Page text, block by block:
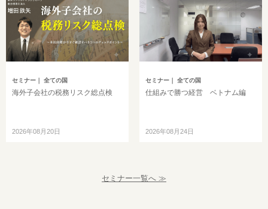
セミナー ｜ 全ての国
海外子会社の税務リスク総点検
2026年08月20日
セミナー｜ 全ての国
仕組みで勝つ経営 ベトナム編
2026年08月24日
セミナー一覧へ ≫